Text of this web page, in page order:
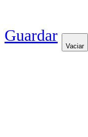
Guardar
Vaciar